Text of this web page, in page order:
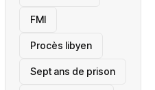
FMI
Procès libyen
Sept ans de prison